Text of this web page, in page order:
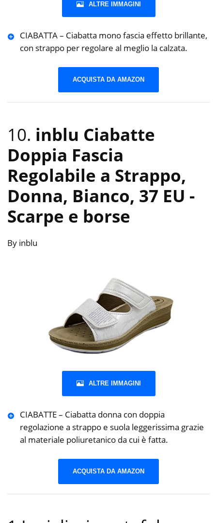
ALTRE IMMAGINI
CIABATTA – Ciabatta mono fascia effetto brillante,
con strappo per regolare al meglio la calzata.
ACQUISTA DA AMAZON
10. inblu Ciabatte
Doppia Fascia
Regolabile a Strappo,
Donna, Bianco, 37 EU -
Scarpe e borse
By inblu
ALTRE IMMAGINI
CIABATTE – Ciabatta donna con doppia
regolazione a strappo e suola leggerissima grazie
al materiale poliuretanico da cui è fatta.
ACQUISTA DA AMAZON